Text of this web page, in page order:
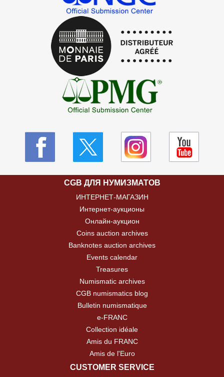
CGB ДЛЯ НУМИЗМАТОВ
ИНТЕРНЕТ-МАГАЗИН
Интернет-аукционы
Онлайн-аукцион
Coins auction archives
Banknotes auction archives
Events calendar
Treasures
Numismatic archives
CGB numismatics blog
Bulletin numismatique
e-FRANC
Collection idéale
Amis du FRANC
Amis de l'Euro
CUSTOMER SERVICE